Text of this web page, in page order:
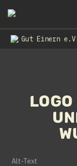
Gut Einern
Alt-Text